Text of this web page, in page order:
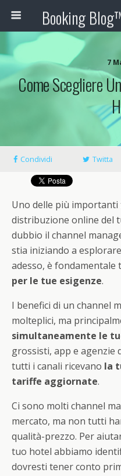
7
Come Scegliere
Condividi Twitta
Uno delle più importanti
distribuzione online del
dubbio il channel
stia iniziando a
adesso, è fondamentale
per le tue esigenze.
I benefici di un channel
molteplici, ma
simultaneamente le
grossisti, app e agenzie
tutti i canali ricevano la
tariffe aggiornate.
Ci sono molti channel
mercato, ma non tutti
qualità-prezzo. Per
tuo hotel abbiamo
dovresti tener conto